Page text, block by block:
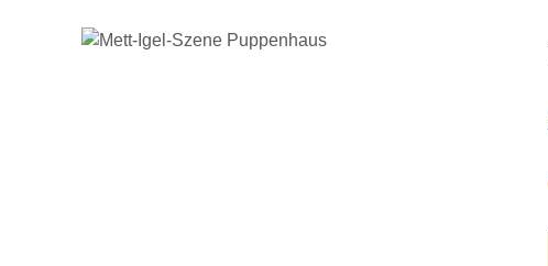
überspringen